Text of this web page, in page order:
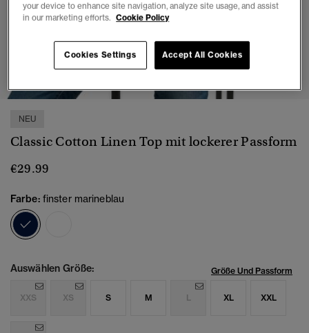
1 2 4 5
NEU
Classic Cotton Linen Top mit lockerer Passform
€29.99
Farbe: finster marineblau
Auswählen Größe: Größe Und Passform
XXS XS S M L XL XXL
your device to enhance site navigation, analyze site usage, and assist
in our marketing efforts. Cookie Policy
Accept All Cookies
Cookies Settings